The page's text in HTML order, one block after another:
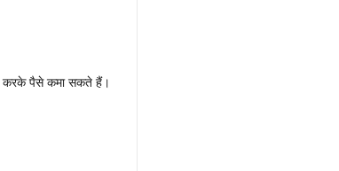
करके पैसे कमा सकते हैं।